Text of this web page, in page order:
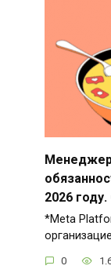
Менеджер
2026
*Meta
0